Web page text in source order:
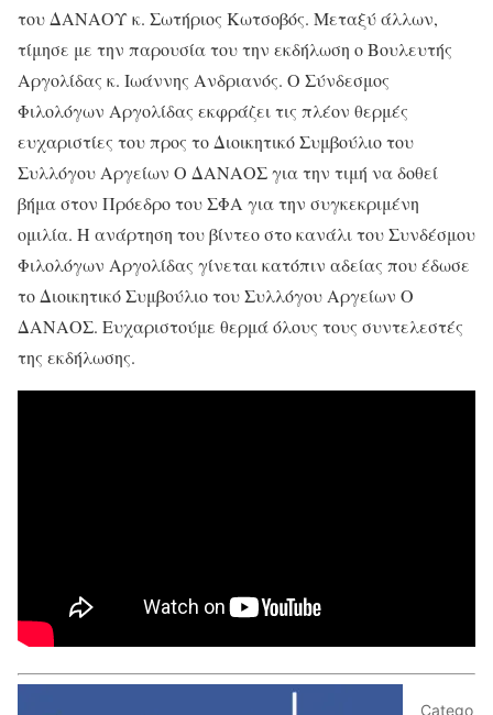
του ΔΑΝΑΟΥ κ. Σωτήριος Κωτσοβός. Μεταξύ άλλων,
τίμησε με την παρουσία του την εκδήλωση ο Βουλευτής
Αργολίδας κ. Ιωάννης Ανδριανός. Ο Σύνδεσμος
Φιλολόγων Αργολίδας εκφράζει τις πλέον θερμές
ευχαριστίες του προς το Διοικητικό Συμβούλιο του
Συλλόγου Αργείων Ο ΔΑΝΑΟΣ για την τιμή να δοθεί
βήμα στον Πρόεδρο του ΣΦΑ για την συγκεκριμένη
ομιλία. Η ανάρτηση του βίντεο στο κανάλι του Συνδέσμου
Φιλολόγων Αργολίδας γίνεται κατόπιν αδείας που έδωσε
το Διοικητικό Συμβούλιο του Συλλόγου Αργείων Ο
ΔΑΝΑΟΣ. Ευχαριστούμε θερμά όλους τους συντελεστές
της εκδήλωσης.
Catego